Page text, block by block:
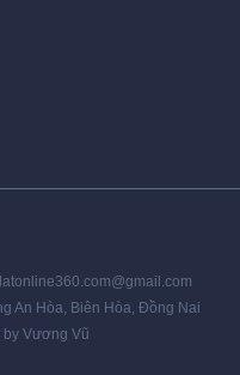
An Hòa, Biên Hòa, Đồng Nai
Vương Vũ